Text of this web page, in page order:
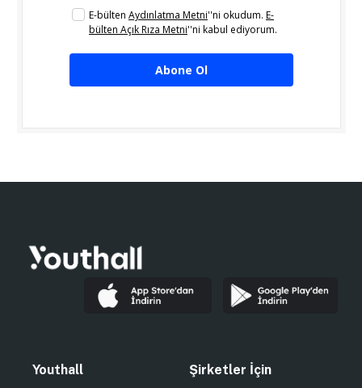
E-bülten Aydınlatma Metni''ni okudum. E-
bülten Açık Rıza Metni''ni kabul ediyorum.
Abone Ol
Youthall Şirketler İçin